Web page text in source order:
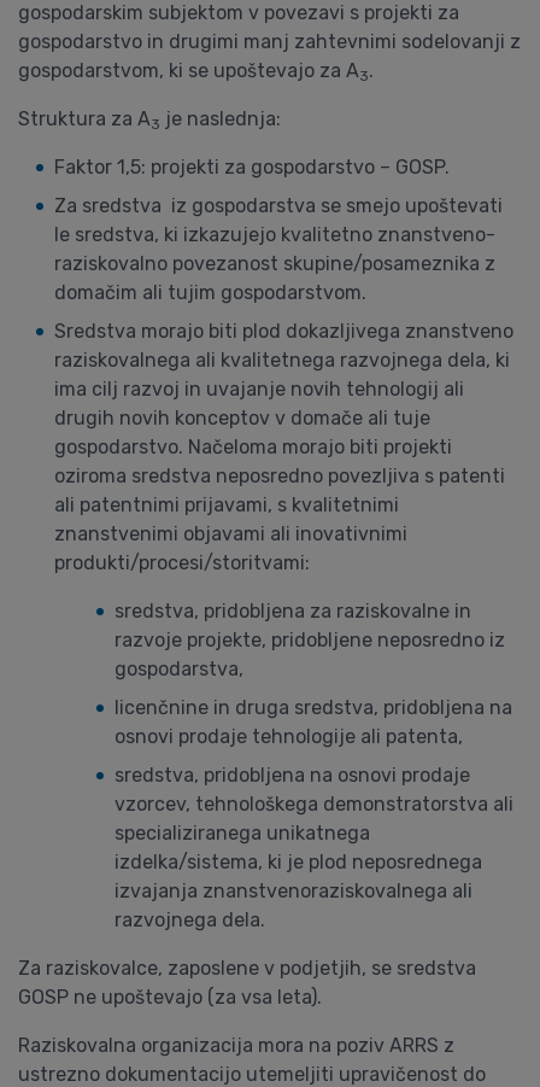
gospodarskim subjektom v povezavi s projekti za
gospodarstvo in drugimi manj zahtevnimi sodelovanji z
gospodarstvom, ki se upoštevajo za A3.
Struktura za A3 je naslednja:
Faktor 1,5: projekti za gospodarstvo – GOSP.
Za sredstva iz gospodarstva se smejo upoštevati
le sredstva, ki izkazujejo kvalitetno znanstveno-
raziskovalno povezanost skupine/posameznika z
domačim ali tujim gospodarstvom.
Sredstva morajo biti plod dokazljivega znanstveno
raziskovalnega ali kvalitetnega razvojnega dela, ki
ima cilj razvoj in uvajanje novih tehnologij ali
drugih novih konceptov v domače ali tuje
gospodarstvo. Načeloma morajo biti projekti
oziroma sredstva neposredno povezljiva s patenti
ali patentnimi prijavami, s kvalitetnimi
znanstvenimi objavami ali inovativnimi
produkti/procesi/storitvami:
sredstva, pridobljena za raziskovalne in
razvoje projekte, pridobljene neposredno iz
gospodarstva,
licenčnine in druga sredstva, pridobljena na
osnovi prodaje tehnologije ali patenta,
sredstva, pridobljena na osnovi prodaje
vzorcev, tehnološkega demonstratorstva ali
specializiranega unikatnega
izdelka/sistema, ki je plod neposrednega
izvajanja znanstvenoraziskovalnega ali
razvojnega dela.
Za raziskovalce, zaposlene v podjetjih, se sredstva
GOSP ne upoštevajo (za vsa leta).
Raziskovalna organizacija mora na poziv ARRS z
ustrezno dokumentacijo utemeljiti upravičenost do